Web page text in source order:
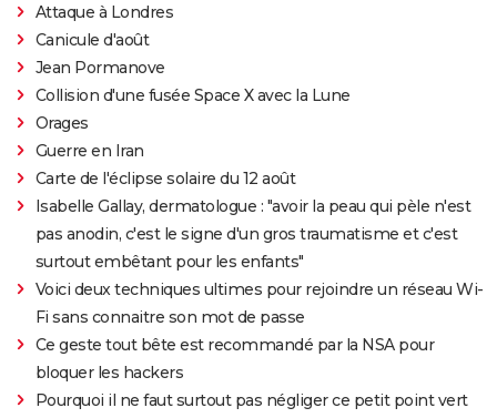
Attaque à Londres
Canicule d'août
Jean Pormanove
Collision d'une fusée Space X avec la Lune
Orages
Guerre en Iran
Carte de l'éclipse solaire du 12 août
Isabelle Gallay, dermatologue : "avoir la peau qui pèle n'est
pas anodin, c'est le signe d'un gros traumatisme et c'est
surtout embêtant pour les enfants"
Voici deux techniques ultimes pour rejoindre un réseau Wi-
Fi sans connaitre son mot de passe
Ce geste tout bête est recommandé par la NSA pour
bloquer les hackers
Pourquoi il ne faut surtout pas négliger ce petit point vert